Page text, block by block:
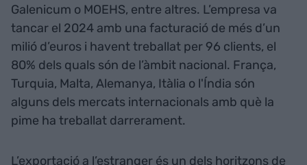
Galenicum o MOEHS, entre altres. L’empresa va
tancar el 2024 amb una facturació de més d’un
milió d’euros i havent treballat per 96 clients, el
80% dels quals són de l’àmbit nacional. França,
Turquia, Malta, Alemanya, Itàlia o l'Índia són
alguns dels mercats internacionals amb què la
pime ha treballat darrerament.
L’exportació a l’estranger és un dels horitzons de